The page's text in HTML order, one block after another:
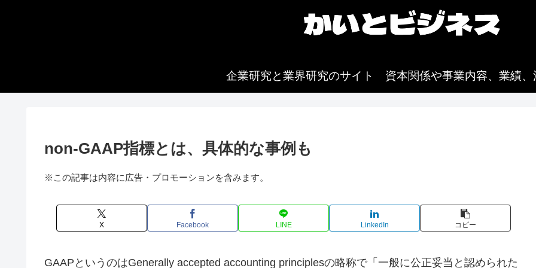
企業研究と業界研究のサイト 資本関係や事業内容、業績、
non-GAAP指標とは、具体的な事例も
※この記事は内容に広告・プロモーションを含みます。
X Facebook LINE LinkedIn コピー
GAAPというのはGenerally accepted accounting principlesの略称で「一般に公正妥当と認められた